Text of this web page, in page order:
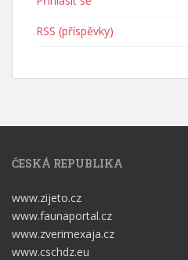
RSS (příspěvky)
ČESKÁ REPUBLIKA
www.zijeto.cz
www.faunaportal.cz
www.zverimexaja.cz
www.cschdz.eu